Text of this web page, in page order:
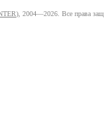
), 2004—2026. Все права